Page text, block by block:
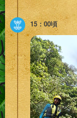
15：00頃